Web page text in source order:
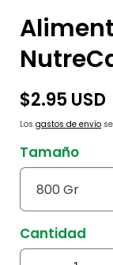
Precio
habitual
$2.95 USD
Los gastos de envío
Tamaño
Cantidad